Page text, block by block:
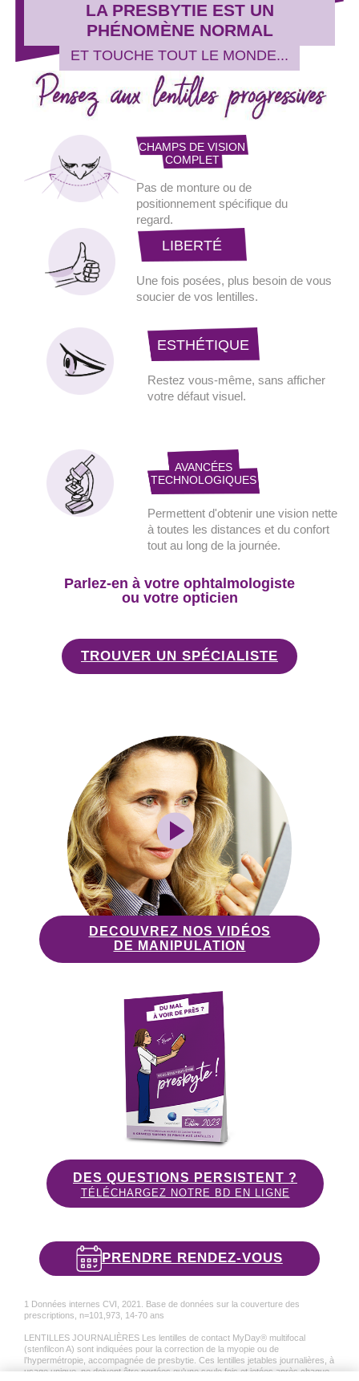
LA PRESBYTIE EST UN
PHÉNOMÈNE NORMAL
ET TOUCHE TOUT LE MONDE...
CHAMPS DE VISION
COMPLET
Pas de monture oude
positionnementspécifique du
regard.
LIBERTÉ
Une fois posées, plus besoin de vous
soucier de vos lentilles.
ESTHÉTIQUE
Restez vous-même, sans afficher
votredéfaut visuel.
AVANCÉES
TECHNOLOGIQUES
Permettent d'obtenirune vision nette
àtoutes les distances et du confort
tout aulong de la journée.
Parlez-en à votre ophtalmologiste
ou votre opticien
TROUVER UN SPÉCIALISTE
DECOUVREZ NOS VIDÉOS
DE MANIPULATION
DES QUESTIONS PERSISTENT ?
TÉLÉCHARGEZ NOTRE BD EN LIGNE
PRENDRE RENDEZ-VOUS
1 Données internes CVI, 2021. Base de données sur la couverture des
prescriptions, n=101,973, 14-70 ans
LENTILLES JOURNALIÈRES Les lentilles de contact MyDay® multifocal
(stenfilcon A) sont indiquées pour la correction de la myopie ou de
l’hypermétropie, accompagnée de presbytie. Ces lentilles jetables journalières, à
usage unique, ne doivent être portées qu’une seule fois et jetées après chaque